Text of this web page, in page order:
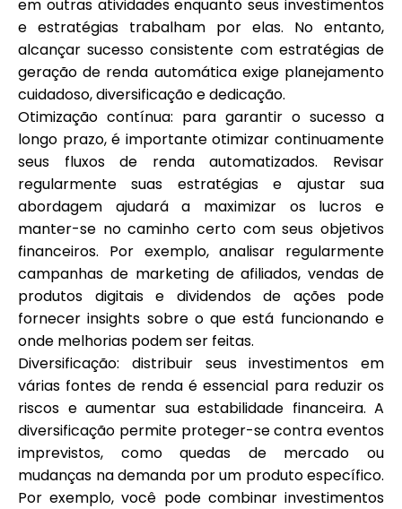
em outras atividades enquanto seus investimentos
e estratégias trabalham por elas. No entanto,
alcançar sucesso consistente com estratégias de
geração de renda automática exige planejamento
cuidadoso, diversificação e dedicação.
Otimização contínua: para garantir o sucesso a
longo prazo, é importante otimizar continuamente
seus fluxos de renda automatizados. Revisar
regularmente suas estratégias e ajustar sua
abordagem ajudará a maximizar os lucros e
manter-se no caminho certo com seus objetivos
financeiros. Por exemplo, analisar regularmente
campanhas de marketing de afiliados, vendas de
produtos digitais e dividendos de ações pode
fornecer insights sobre o que está funcionando e
onde melhorias podem ser feitas.
Diversificação: distribuir seus investimentos em
várias fontes de renda é essencial para reduzir os
riscos e aumentar sua estabilidade financeira. A
diversificação permite proteger-se contra eventos
imprevistos, como quedas de mercado ou
mudanças na demanda por um produto específico.
Por exemplo, você pode combinar investimentos